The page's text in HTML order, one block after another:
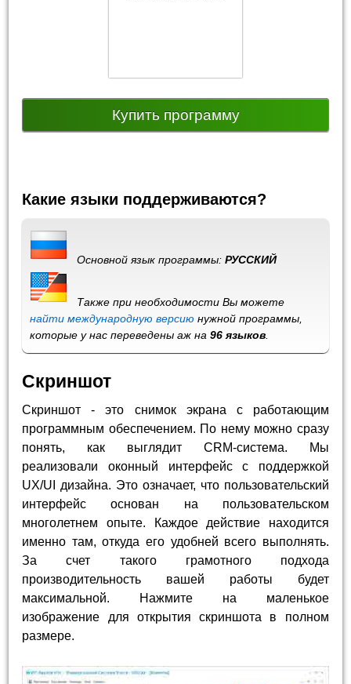
Купить программу
Какие языки поддерживаются?
Основной язык программы:РУССКИЙ
Также при необходимости Вы можете
найти международную версию нужной программы,
которые у нас переведены аж на96 языков
Скриншот
Скриншот - это снимок экрана с работающим
программным обеспечением. По нему можно сразу
понять, как выглядит CRM-система. Мы
реализовали оконный интерфейс с поддержкой
UX/UI дизайна. Это означает, что пользовательский
интерфейс основан на пользовательском
многолетнем опыте. Каждое действие находится
именно там, откуда его удобней всего выполнять.
За счет такого грамотного подхода
производительность вашей работы будет
максимальной. Нажмите на маленькое
изображение для открытия скриншота в полном
размере.